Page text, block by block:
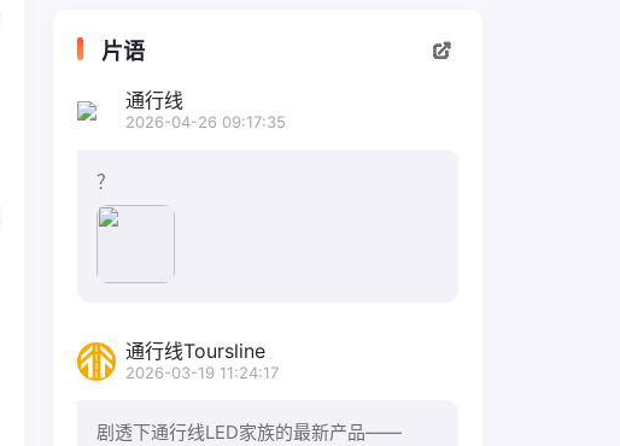
片语
通行线
2026-04-26 09:17:35
？
通行线Toursline
2026-03-19 11:24:17
剧透下通行线LED家族的最新产品——